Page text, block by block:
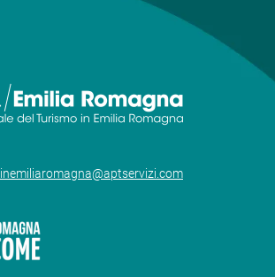
inemiliaromagna@aptservizi.com